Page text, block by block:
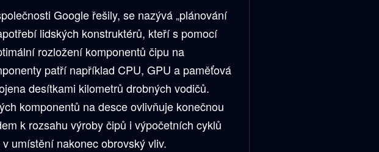
Google řešily, se nazývá „plánování
lidských konstruktérů, kteří s pomocí
rozložení komponentů čipu na
patří například CPU, GPU a paměťová
desítkami kilometrů drobných vodičů.
komponentů na desce ovlivňuje konečnou
k rozsahu výroby čipů i výpočetních cyklů
umístění nakonec obrovský vliv.